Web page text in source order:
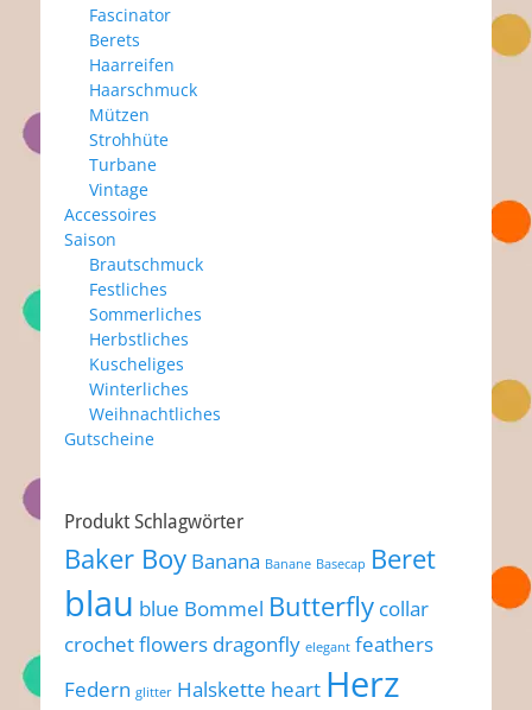
Fascinator
Berets
Haarreifen
Haarschmuck
Mützen
Strohhüte
Turbane
Vintage
Accessoires
Saison
Brautschmuck
Festliches
Sommerliches
Herbstliches
Kuscheliges
Winterliches
Weihnachtliches
Gutscheine
Produkt Schlagwörter
Baker Boy Banana Banane Basecap Beret
blau blue Bommel Butterfly collar
crochet flowers dragonfly elegant feathers
Federn glitter Halskette heart Herz